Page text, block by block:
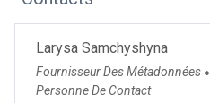
Larysa Samchyshyna
Fournisseur Des Métadonnées ●
Personne De Contact